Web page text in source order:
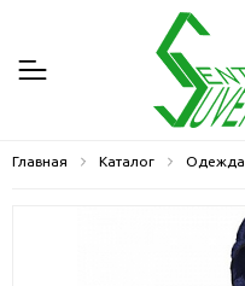
Главная Каталог Одежда